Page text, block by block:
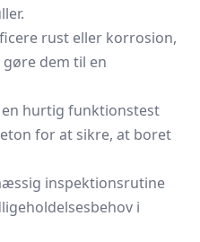
rust eller korrosion,
dem til en
hurtig funktionstest
for at sikre, at boret
inspektionsrutine
i